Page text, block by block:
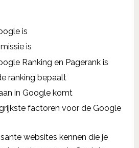
is
is
Ranking en Pagerank is
ranking bepaalt
in Google komt
factoren voor de Google
websites kennen die je